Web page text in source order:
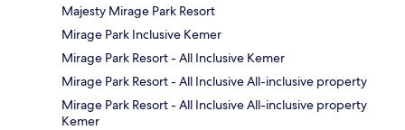
Majesty Mirage Park Resort
Mirage Park Inclusive Kemer
Mirage Park Resort - All Inclusive Kemer
Mirage Park Resort - All Inclusive All-inclusive property
Mirage Park Resort - All Inclusive All-inclusive property
Kemer